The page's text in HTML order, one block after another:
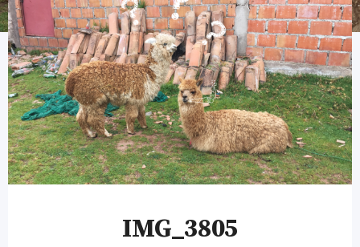
IMG_3805